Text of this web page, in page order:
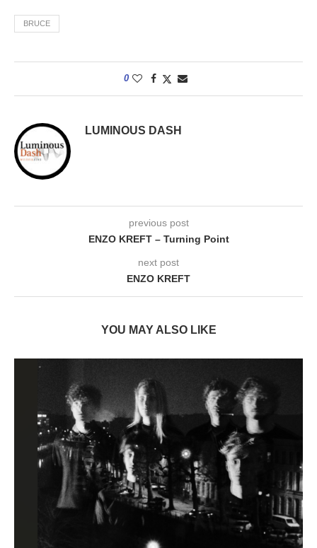
BRUCE
0
LUMINOUS DASH
previous post
ENZO KREFT – Turning Point
next post
ENZO KREFT
YOU MAY ALSO LIKE